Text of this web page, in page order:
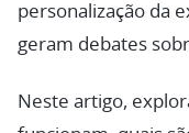
personalização da
geram debates
Neste artigo,